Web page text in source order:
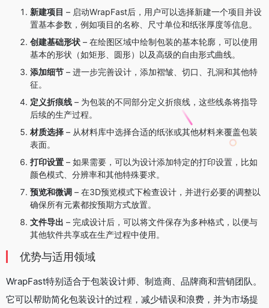
新建项目 – 启动WrapFast后，用户可以选择新建一个项目并设
置基本参数，例如项目的名称、尺寸单位和纸张厚度等信息。
创建基础形状 – 在绘图区域中绘制包装的基本轮廓，可以使用
基本的形状（如矩形、圆形）以及高级的自由形式曲线。
添加细节 – 进一步完善设计，添加褶皱、切口、孔洞和其他特
征。
定义折痕线 – 为包装的不同部分定义折痕线，这些线条将指导
后续的生产过程。
材质选择 – 从材料库中选择合适的纸张或其他材料来覆盖包装
表面。
打印设置 – 如果需要，可以为设计添加特定的打印设置，比如
颜色模式、分辨率和其他特殊要求。
预览和微调 – 在3D预览模式下检查设计，并进行必要的调整以
确保所有元素都按预期方式放置。
文件导出 – 完成设计后，可以将文件保存为多种格式，以便与
其他软件共享或在生产过程中使用。
优势与适用领域
WrapFast特别适合于包装设计师、制造商、品牌商和营销团队。
它可以帮助简化包装设计的过程，减少错误和浪费，并为市场提